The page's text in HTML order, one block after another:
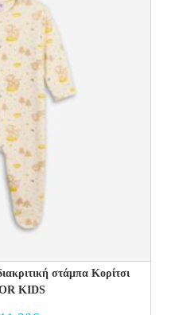
στάμπα Κορίτσι
KIDS